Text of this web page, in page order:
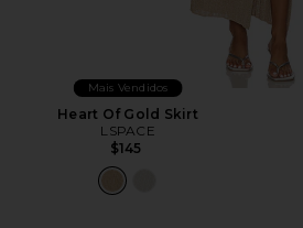
Mais Vendidos
Heart Of Gold Skirt
LSPACE
$145